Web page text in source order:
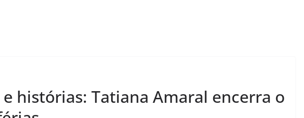
histórias: Tatiana Amaral encerra o
mágica de dois livros